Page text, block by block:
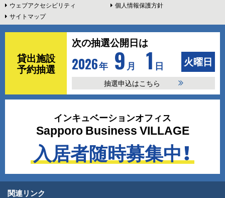
文
へ
ウェブアクセシビリティ
個人情報保護方針
サイトマップ
ピ
ア
貸出施設
予約抽選
次の抽選公開日は
2026年 9 月 1 日 火曜日
抽選申込はこちら
インキュベーションオフィス
Sapporo Business VILLAGE
入居者随時募集中！
関連リンク